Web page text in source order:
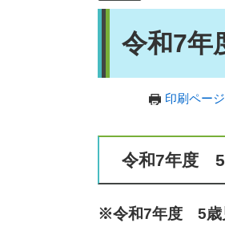
令和7
印刷ペー
令和7年度 5
※令和7年度 5歳